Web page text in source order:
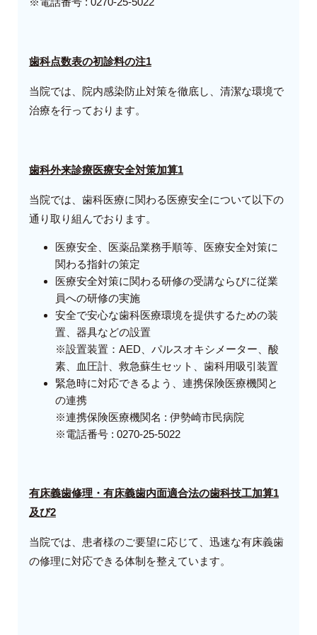
歯科点数表の初診料の注1
当院では、院内感染防止対策を徹底し、清潔な環境で
治療を行っております。
歯科外来診療医療安全対策加算1
当院では、歯科医療に関わる医療安全について以下の
通り取り組んでおります。
医療安全、医薬品業務手順等、医療安全対策に
関わる指針の策定
医療安全対策に関わる研修の受講ならびに従業
員への研修の実施
安全で安心な歯科医療環境を提供するための装
置、器具などの設置
※設置装置：AED 、パルスオキシメーター、酸
素、血圧計、救急蘇生セット、歯科用吸引装置
緊急時に対応できるよう、連携保険医療機関と
の連携
※連携保険医療機関名 : 伊勢崎市民病院
※電話番号 : 0270-25-5022
有床義歯修理・有床義歯内面適合法の歯科技工加算1
及び2
当院では、患者様のご要望に応じて、迅速な有床義歯
の修理に対応できる体制を整えています。